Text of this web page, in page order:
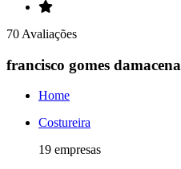
70 Avaliações
francisco gomes damacena
Home
Costureira
19 empresas